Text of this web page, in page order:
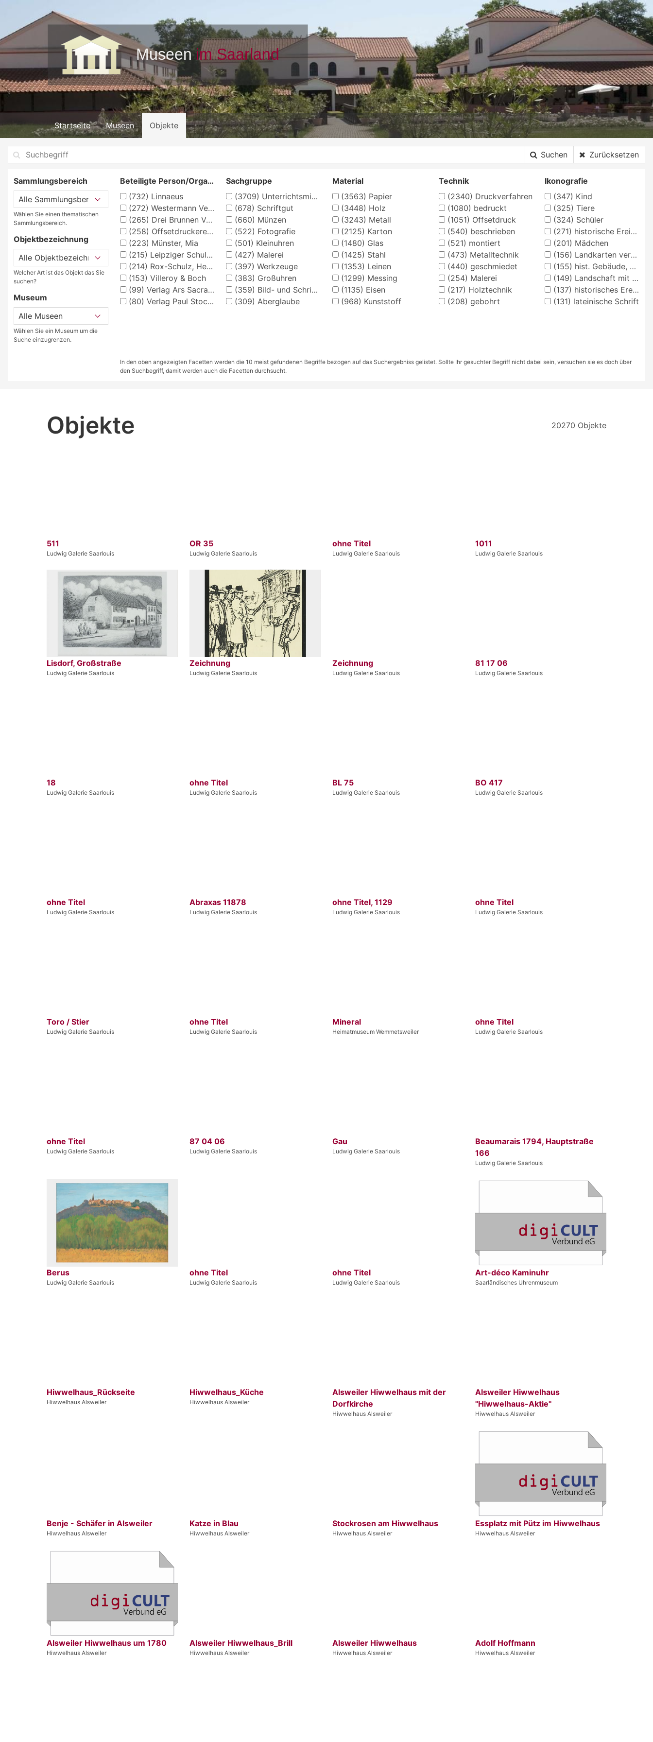
Startseite Museen Objekte
Suchen Zurücksetzen
Sammlungsbereich
Wählen Sie einen thematischen
Sammlungsbereich.
Objektbezeichnung
Welcher Art ist das Objekt das Sie
suchen?
Museum
Wählen Sie ein Museum um die
Suche einzugrenzen.
Beteiligte Person/Organisation
(732) Linnaeus
(272) Westermann Verlag, Braunschweig, Georg
(265) Drei Brunnen Verlag Stuttgart
(258) Offsetdruckerei Fricke & Co., Stuttgart
(223) Münster, Mia
(215) Leipziger Schulbilderverlag von F. E. Wachsmuth, Leipzig
(214) Rox-Schulz, Heinz
(153) Villeroy & Boch
(99) Verlag Ars Sacra Josef Müller, München
(80) Verlag Paul Stockmann, Bochum
Sachgruppe
(3709) Unterrichtsmittel
(678) Schriftgut
(660) Münzen
(522) Fotografie
(501) Kleinuhren
(427) Malerei
(397) Werkzeuge
(383) Großuhren
(359) Bild- und Schriftkarten
(309) Aberglaube
Material
(3563) Papier
(3448) Holz
(3243) Metall
(2125) Karton
(1480) Glas
(1425) Stahl
(1353) Leinen
(1299) Messing
(1135) Eisen
(968) Kunststoff
Technik
(2340) Druckverfahren
(1080) bedruckt
(1051) Offsetdruck
(540) beschrieben
(521) montiert
(473) Metalltechnik
(440) geschmiedet
(254) Malerei
(217) Holztechnik
(208) gebohrt
Ikonografie
(347) Kind
(325) Tiere
(324) Schüler
(271) historische Ereignisse, Personen, Orte
(201) Mädchen
(156) Landkarten verschiedener Länder und Regionen
(155) hist. Gebäude, Örtlichkeit, Straße
(149) Landschaft mit Anlagen
(137) historisches Ereignis, Situation
(131) lateinische Schrift
In den oben angezeigten Facetten werden die 10 meist gefundenen Begriffe bezogen auf das Suchergebniss gelistet. Sollte Ihr gesuchter Begriff nicht dabei sein, versuchen sie es doch über
den Suchbegriff, damit werden auch die Facetten durchsucht.
Objekte 20270 Objekte
511
Ludwig Galerie Saarlouis
OR 35
Ludwig Galerie Saarlouis
ohne Titel
Ludwig Galerie Saarlouis
1011
Ludwig Galerie Saarlouis
Lisdorf, Großstraße
Ludwig Galerie Saarlouis
Zeichnung
Ludwig Galerie Saarlouis
Zeichnung
Ludwig Galerie Saarlouis
81 17 06
Ludwig Galerie Saarlouis
18
Ludwig Galerie Saarlouis
ohne Titel
Ludwig Galerie Saarlouis
BL 75
Ludwig Galerie Saarlouis
BO 417
Ludwig Galerie Saarlouis
ohne Titel
Ludwig Galerie Saarlouis
Abraxas 11878
Ludwig Galerie Saarlouis
ohne Titel, 1129
Ludwig Galerie Saarlouis
ohne Titel
Ludwig Galerie Saarlouis
Toro / Stier
Ludwig Galerie Saarlouis
ohne Titel
Ludwig Galerie Saarlouis
Mineral
Heimatmuseum Wemmetsweiler
ohne Titel
Ludwig Galerie Saarlouis
ohne Titel
Ludwig Galerie Saarlouis
87 04 06
Ludwig Galerie Saarlouis
Gau
Ludwig Galerie Saarlouis
Beaumarais 1794, Hauptstraße
166
Ludwig Galerie Saarlouis
Berus
Ludwig Galerie Saarlouis
ohne Titel
Ludwig Galerie Saarlouis
ohne Titel
Ludwig Galerie Saarlouis
Art-déco Kaminuhr
Saarländisches Uhrenmuseum
Hiwwelhaus_Rückseite
Hiwwelhaus Alsweiler
Hiwwelhaus_Küche
Hiwwelhaus Alsweiler
Alsweiler Hiwwelhaus mit der
Dorfkirche
Hiwwelhaus Alsweiler
Alsweiler Hiwwelhaus
"Hiwwelhaus-Aktie"
Hiwwelhaus Alsweiler
Benje - Schäfer in Alsweiler
Hiwwelhaus Alsweiler
Katze in Blau
Hiwwelhaus Alsweiler
Stockrosen am Hiwwelhaus
Hiwwelhaus Alsweiler
Essplatz mit Pütz im Hiwwelhaus
Hiwwelhaus Alsweiler
Alsweiler Hiwwelhaus um 1780
Hiwwelhaus Alsweiler
Alsweiler Hiwwelhaus_Brill
Hiwwelhaus Alsweiler
Alsweiler Hiwwelhaus
Hiwwelhaus Alsweiler
Adolf Hoffmann
Hiwwelhaus Alsweiler